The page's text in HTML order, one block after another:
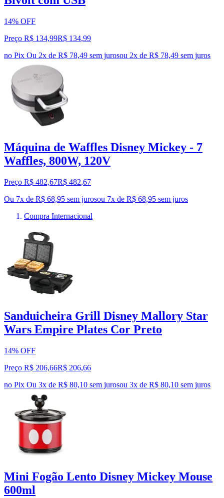
14% OFF
Preço R$ 134,99R$ 134,99
no Pix Ou 2x de R$ 78,49 sem jurosou 2x de R$ 78,49 sem juros
Máquina de Waffles Disney Mickey - 7
Waffles, 800W, 120V
Preço R$ 482,67R$ 482,67
Ou 7x de R$ 68,95 sem jurosou 7x de R$ 68,95 sem juros
Compra Internacional
Sanduicheira Grill Disney Mallory Star
Wars Empire Plates Cor Preto
14% OFF
Preço R$ 206,66R$ 206,66
no Pix Ou 3x de R$ 80,10 sem jurosou 3x de R$ 80,10 sem juros
Mini Fogão Lento Disney Mickey Mouse
600ml